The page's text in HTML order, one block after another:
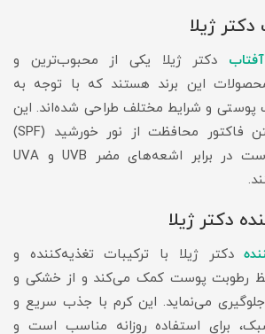
دکتر ژیلا یکی از محبوب‌ترین و
این برند هستند که با توجه به
پوستی و شرایط مختلف طراحی شده‌اند. این
کرم‌ها با داشتن فاکتور محافظت از نور خورشید (SPF)
مناسب، از پوست در برابر اشعه‌های مضر UVB و UVA
دکتر ژیلا با ترکیبات تغذیه‌کننده و
رطوبت پوست کمک می‌کند و از خشکی و
می‌نماید. این کرم با جذب سریع و
برای استفاده روزانه مناسب است و